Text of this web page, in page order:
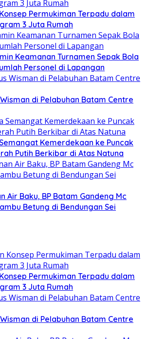
Permukiman Terpadu dalam
3 Juta Rumah
Keamanan Turnamen Sepak Bola
Personel di Lapangan
di Pelabuhan Batam Centre
Kemerdekaan ke Puncak
Putih Berkibar di Atas Natuna
Air Baku, BP Batam Gandeng Mc
Betung di Bendungan Sei
Permukiman Terpadu dalam
3 Juta Rumah
di Pelabuhan Batam Centre